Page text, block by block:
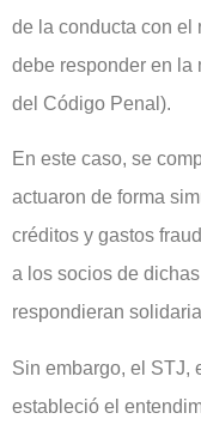
de la conducta con el
debe responder en la
del Código Penal).
En este caso, se
actuaron de forma
créditos y gastos
a los socios de
respondieran
Sin embargo, el STJ,
estableció el